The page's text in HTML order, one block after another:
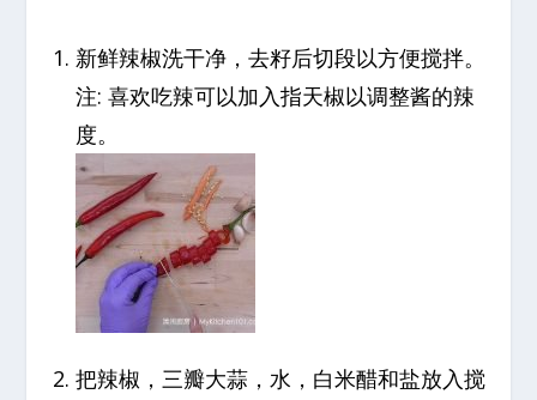
新鲜辣椒洗干净，去籽后切段以方便搅拌。
注: 喜欢吃辣可以加入指天椒以调整酱的辣
度。
把辣椒，三瓣大蒜，水，白米醋和盐放入搅